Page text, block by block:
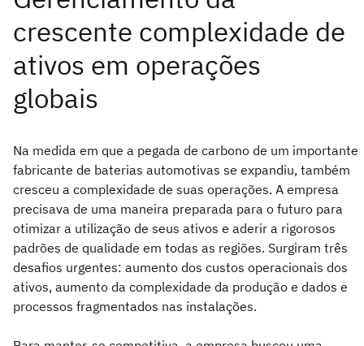
Na medida em que a pegada de carbono de um importante
fabricante de baterias automotivas se expandiu, também
cresceu a complexidade de suas operações. A empresa
precisava de uma maneira preparada para o futuro para
otimizar a utilização de seus ativos e aderir a rigorosos
padrões de qualidade em todas as regiões. Surgiram três
desafios urgentes: aumento dos custos operacionais dos
ativos, aumento da complexidade da produção e dados e
processos fragmentados nas instalações.